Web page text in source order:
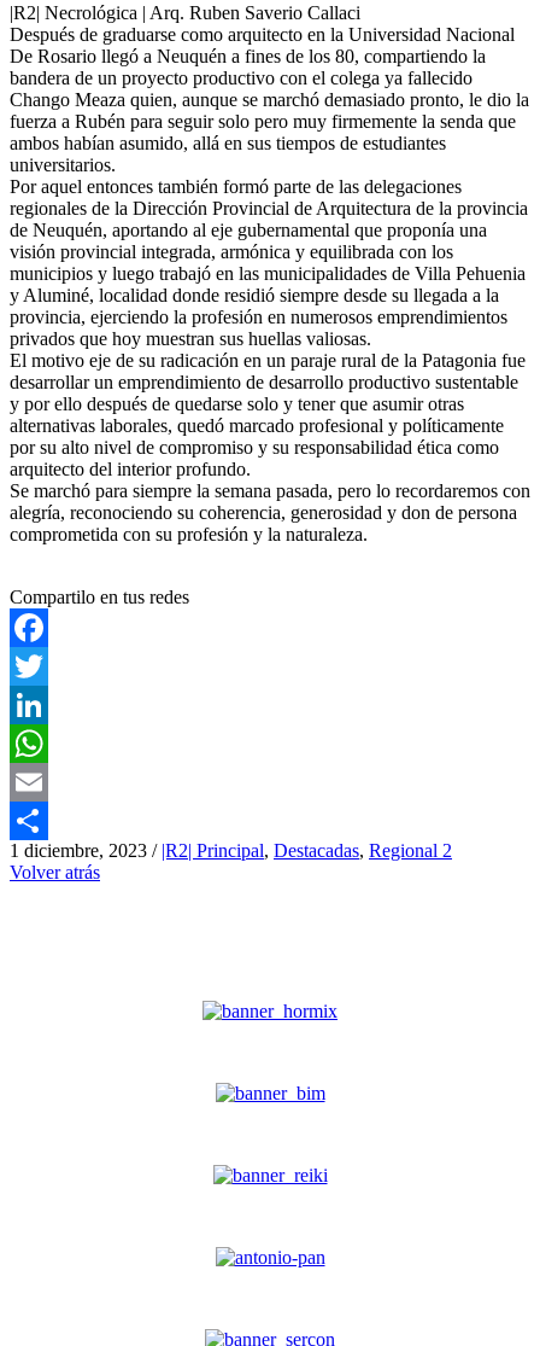
|R2| Necrológica | Arq. Ruben Saverio Callaci
Después de graduarse como arquitecto en la Universidad Nacional
De Rosario llegó a Neuquén a fines de los 80, compartiendo la
bandera de un proyecto productivo con el colega ya fallecido
Chango Meaza quien, aunque se marchó demasiado pronto, le dio la
fuerza a Rubén para seguir solo pero muy firmemente la senda que
ambos habían asumido, allá en sus tiempos de estudiantes
universitarios.
Por aquel entonces también formó parte de las delegaciones
regionales de la Dirección Provincial de Arquitectura de la provincia
de Neuquén, aportando al eje gubernamental que proponía una
visión provincial integrada, armónica y equilibrada con los
municipios y luego trabajó en las municipalidades de Villa Pehuenia
y Aluminé, localidad donde residió siempre desde su llegada a la
provincia, ejerciendo la profesión en numerosos emprendimientos
privados que hoy muestran sus huellas valiosas.
El motivo eje de su radicación en un paraje rural de la Patagonia fue
desarrollar un emprendimiento de desarrollo productivo sustentable
y por ello después de quedarse solo y tener que asumir otras
alternativas laborales, quedó marcado profesional y políticamente
por su alto nivel de compromiso y su responsabilidad ética como
arquitecto del interior profundo.
Se marchó para siempre la semana pasada, pero lo recordaremos con
alegría, reconociendo su coherencia, generosidad y don de persona
comprometida con su profesión y la naturaleza.
Compartilo en tus redes
Facebook
Twitter
LinkedIn
WhatsApp
Email
Compartir
1 diciembre, 2023 / |R2| Principal, Destacadas, Regional 2
Volver atrás